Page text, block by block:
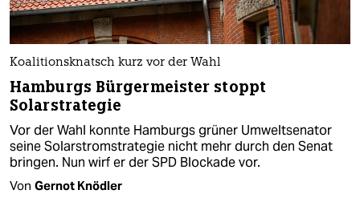
Koalitionsknatsch kurz vor der Wahl
Hamburgs Bürgermeister stoppt
Solarstrategie
Vor der Wahl konnte Hamburgs grüner Umweltsenator
seine Solarstromstrategie nicht mehr durch den Senat
bringen. Nun wirf er der SPD Blockade vor.
Von Gernot Knödler